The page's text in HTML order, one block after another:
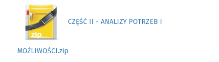
CZĘŚĆ II - ANALIZY POTRZEB I
MOŻLIWOŚCI.zip